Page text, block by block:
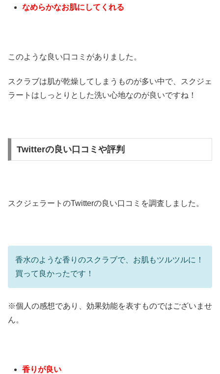
なめらかなお肌にしてくれる
このような良い口コミがありました。
スクラブは肌が乾燥してしまうものが多い中で、スクジェ
ラートはしっとりとした洗い心地なのが良いですね！
Twitterの良い口コミや評判
スクジェラートのTwitterの良い口コミを調査しました。
香水のような香りのスクラブで、お肌もツルツルに！
買って良かったです！
※個人の感想であり、効果効能を表すものではございませ
ん。
香りが良い